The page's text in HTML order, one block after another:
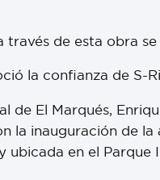
través de esta obra
la confianza de S-
de El Marqués,
la inauguración de
en el Parque